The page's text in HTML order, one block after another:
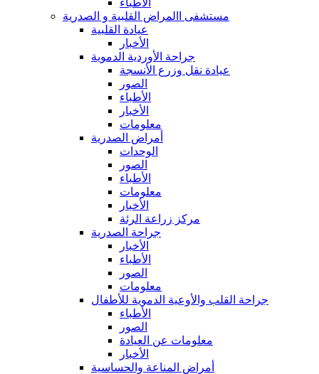
مستشفى االمراض القلبية و الصدرية
عيادة القلبية
الأخبار
جراحة الأوردية الدموية
عيادة نقل وزرع الأنسجة
الصور
الأطباء
الأخبار
معلومات
أمراض الصدرية
الوحدات
الصور
الأطباء
معلومات
الأخبار
مركز زراعة الرئة
جراحة الصدرية
الأخبار
الأطباء
الصور
معلومات
جراحة القلب والأوعية الدموية للأطفال
الأطباء
الصور
معلومات عن العيادة
الأخبار
أمراض المناعة والحساسية